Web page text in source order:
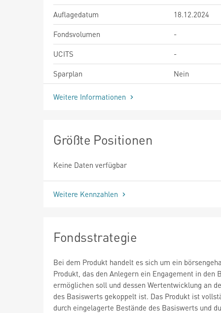
Auflagedatum
18.12.2024
Fondsvolumen
-
UCITS
-
Sparplan
Nein
Weitere Informationen
Größte Positionen
Keine Daten verfügbar
Weitere Kennzahlen
Fondsstrategie
Bei dem Produkt handelt es sich um ein
Produkt, das den Anlegern ein Engagement in den
ermöglichen soll und dessen Wertentwicklung an
des Basiswerts gekoppelt ist. Das Produkt ist
durch eingelagerte Bestände des Basiswerts und